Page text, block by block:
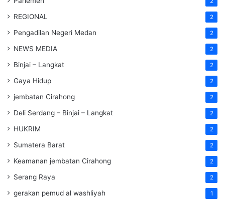
REGIONAL 2
Pengadilan Negeri Medan 2
NEWS MEDIA 2
Binjai – Langkat 2
Gaya Hidup 2
jembatan Cirahong 2
Deli Serdang – Binjai – Langkat 2
HUKRIM 2
Sumatera Barat 2
Keamanan jembatan Cirahong 2
Serang Raya 2
gerakan pemud al washliyah 1